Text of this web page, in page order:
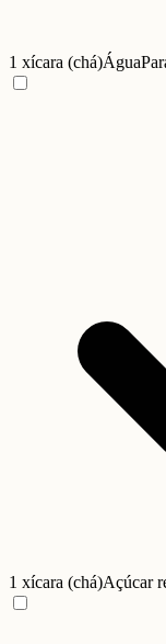
1 xícara (chá)Água
1 xícara (chá)Açúcar